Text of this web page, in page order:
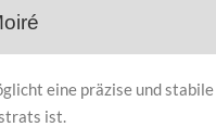
eine präzise und
ist.